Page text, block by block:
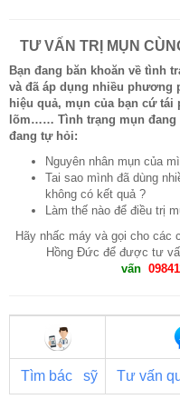
TƯ VẤN TRỊ MỤN
Bạn đang băn khoăn về tình
và đã áp dụng nhiều phương
hiệu quả, mụn của bạn cứ tái
lõm…… Tình trạng mụn đang
đang tự hỏi:
Nguyên nhân mụn của
Tai sao mình đã dùng
không có kết quả ?
Làm thế nào để điều trị
Hãy nhấc máy và gọi cho các
Hồng Đức để được tư
vấn
Tìm bác sỹ Tư vấn